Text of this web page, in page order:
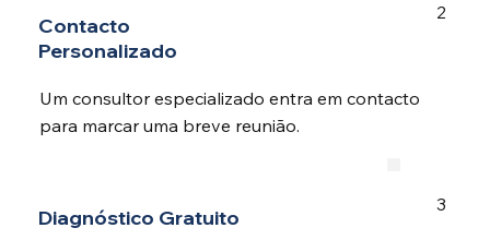
Contacto
Personalizado
Um consultor especializado entra em contacto
para marcar uma breve reunião.
2
Diagnóstico Gratuito
3